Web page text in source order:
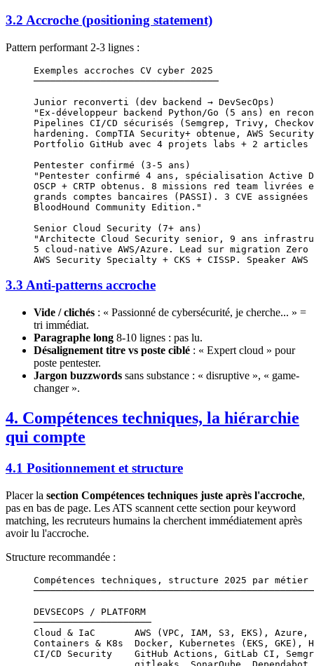
3.2 Accroche (positioning statement)
Pattern performant 2-3 lignes :
Exemples accroches CV cyber 2025
─────────────────────────────────
Junior reconverti (dev backend → DevSecOps)
"Ex-développeur backend Python/Go (5 ans) en
Pipelines CI/CD sécurisés (Semgrep, Trivy,
hardening. CompTIA Security+ obtenue, AWS
Portfolio GitHub avec 4 projets labs + 2 articles
Pentester confirmé (3-5 ans)
"Pentester confirmé 4 ans, spécialisation Active
OSCP + CRTP obtenus. 8 missions red team livrées
grands comptes bancaires (PASSI). 3 CVE
BloodHound Community Edition."
Senior Cloud Security (7+ ans)
"Architecte Cloud Security senior, 9 ans
5 cloud-native AWS/Azure. Lead sur migration
AWS Security Specialty + CKS + CISSP. Speaker
3.3 Anti-patterns accroche
Vide / clichés : « Passionné de cybersécurité, je cherche... » =
tri immédiat.
Paragraphe long 8-10 lignes : pas lu.
Désalignement titre vs poste ciblé : « Expert cloud » pour
poste pentester.
Jargon buzzwords sans substance : « disruptive », « game-
changer ».
4. Compétences techniques, la hiérarchie
qui compte
4.1 Positionnement et structure
Placer la section Compétences techniques juste après l'accroche,
pas en bas de page. Les ATS scannent cette section pour keyword
matching, les recruteurs humains la cherchent immédiatement après
avoir lu l'accroche.
Structure recommandée :
Compétences techniques, structure 2025 par métier
DEVSECOPS / PLATFORM
─────────────────────
Cloud & IaC       AWS (VPC, IAM, S3, EKS), Azure,
Containers & K8s  Docker, Kubernetes (EKS, GKE),
CI/CD Security    GitHub Actions, GitLab CI,